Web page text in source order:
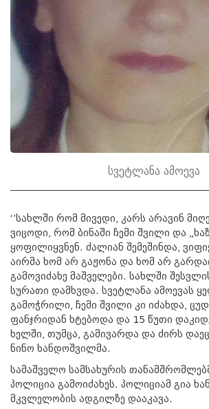
სვეტლანა ამოევა
‘’სახლში რომ მივედი, კარს არავინ
ვიცოდი, რომ ბინაში ჩემი შვილი და
ყოფილიყვნენ. ძალიან შემეშინდა,
აირმა ხომ არ გაჟონა და ხომ არ
გამოვიძახე მაშველები. სახლში
სურათი დამხვდა. სვეტლანა ამოევას
გამოჭრილი, ჩემი შვილი კი იძახდა,
ფანჯრიდან ხტებოდა და 15 წუთი
ხელში, თუმცა, გამივარდა და ძირს
ნინო ხანდოშვილმა.
სამაშველო სამსახურის
პოლიცია გამოიძახეს. პოლიციამ გია
მკვლელობის ადგილზე დააკავა.